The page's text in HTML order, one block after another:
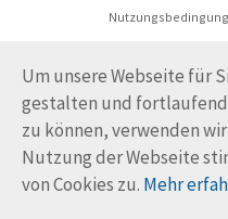
Um unsere Webseite für
gestalten und
zu können, verwenden
Nutzung der Webseite
von Cookies zu. Mehr